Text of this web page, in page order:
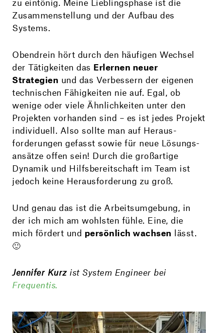
zu eintönig. Meine Lieblings­phase ist die
Zusammen­stellung und der Aufbau des
Systems.
Obendrein hört durch den häufigen Wechsel
der Tätig­keiten das Erlernen neuer
Strategien und das Verbessern der eigenen
technischen Fähigkeiten nie auf. Egal, ob
wenige oder viele Ähnlich­keiten unter den
Projekten vorhanden sind – es ist jedes Projekt
individuell. Also sollte man auf Heraus­
forderungen gefasst sowie für neue Lösungs­
ansätze offen sein! Durch die großartige
Dynamik und Hilfs­bereit­schaft im Team ist
jedoch keine Heraus­forderung zu groß.
Und genau das ist die Arbeits­umgebung, in
der ich mich am wohlsten fühle. Eine, die
mich fördert und persönlich wachsen lässt.
🙂
Jennifer Kurzist System Engineer bei
Frequentis.